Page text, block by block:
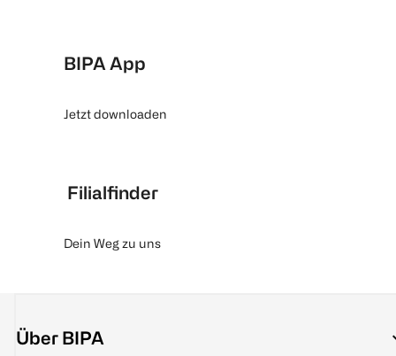
BIPA App
Jetzt downloaden
Filialfinder
Dein Weg zu uns
Über BIPA